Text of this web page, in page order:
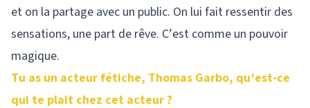
et on la partage avec un public. On lui fait ressentir des
sensations, une part de rêve. C’est comme un pouvoir
magique.
Tu as un acteur fétiche, Thomas Garbo, qu’est-ce
qui te plait chez cet acteur ?